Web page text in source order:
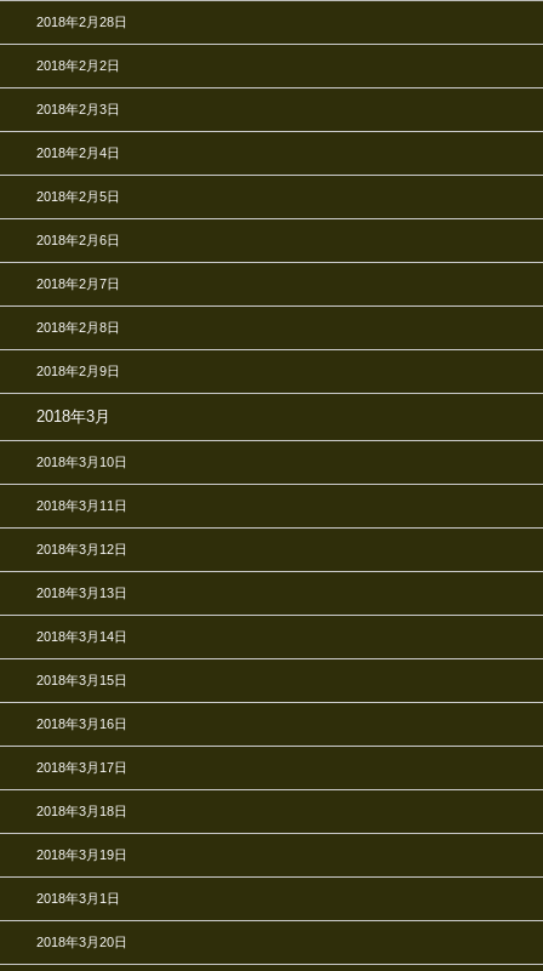
2018年2月28日
2018年2月2日
2018年2月3日
2018年2月4日
2018年2月5日
2018年2月6日
2018年2月7日
2018年2月8日
2018年2月9日
2018年3月
2018年3月10日
2018年3月11日
2018年3月12日
2018年3月13日
2018年3月14日
2018年3月15日
2018年3月16日
2018年3月17日
2018年3月18日
2018年3月19日
2018年3月1日
2018年3月20日